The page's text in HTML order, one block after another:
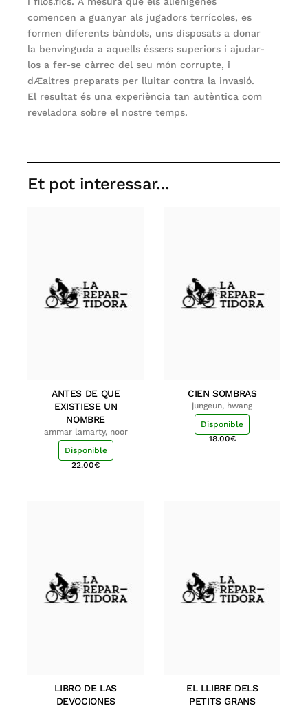
comencen a guanyar als jugadors terrícoles, es
formen diferents bàndols, uns disposats a donar
la benvinguda a aquells éssers superiors i ajudar-
los a fer-se càrrec del seu món corrupte, i
dÆaltres preparats per lluitar contra la invasió.
El resultat és una experiència tan autèntica com
reveladora sobre el nostre temps.
Et pot interessar...
ANTES DE QUE
EXISTIESE UN
NOMBRE
ammar lamarty, noor
Disponible
22.00€
CIEN SOMBRAS
jungeun, hwang
Disponible
18.00€
LIBRO DE LAS
DEVOCIONES
EL LLIBRE DELS
PETITS GRANS